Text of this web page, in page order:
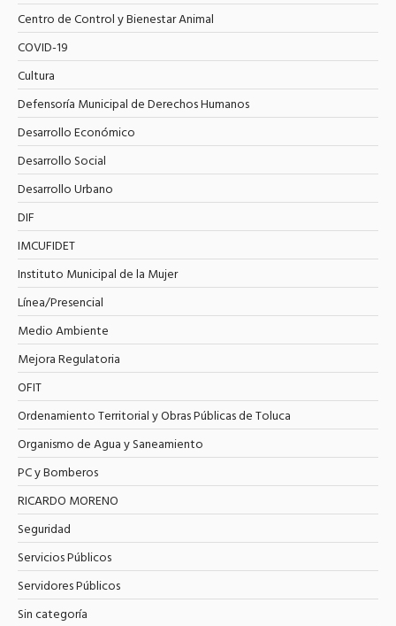
Centro de Control y Bienestar Animal
COVID-19
Cultura
Defensoría Municipal de Derechos Humanos
Desarrollo Económico
Desarrollo Social
Desarrollo Urbano
DIF
IMCUFIDET
Instituto Municipal de la Mujer
Línea/Presencial
Medio Ambiente
Mejora Regulatoria
OFIT
Ordenamiento Territorial y Obras Públicas de Toluca
Organismo de Agua y Saneamiento
PC y Bomberos
RICARDO MORENO
Seguridad
Servicios Públicos
Servidores Públicos
Sin categoría